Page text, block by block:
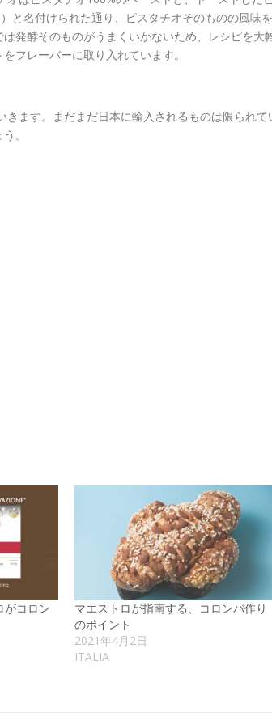
と名付けられた通り、ピスタチオそのものの風味を
発酵そのものがうまくいかないため、レシピを大
フレーバーに取り入れています。
ます。まだまだ日本に輸入されるものは限られて
。
がコロン
マエストロが指南する、コロンバ作り
のポイント
2021年4月2日
ITALIA